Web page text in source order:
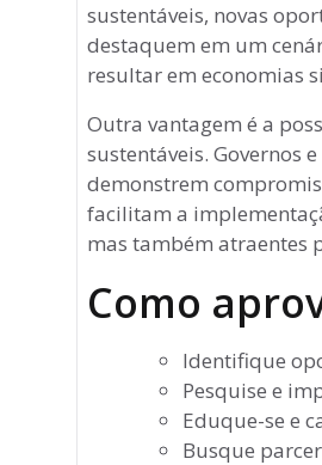
sustentáveis, novas
destaquem em um
resultar em economias
Outra vantagem é a
sustentáveis. Governos
demonstrem
facilitam a
mas também atraentes
Como
Identifique
Pesquise e
Eduque-se e
Busque